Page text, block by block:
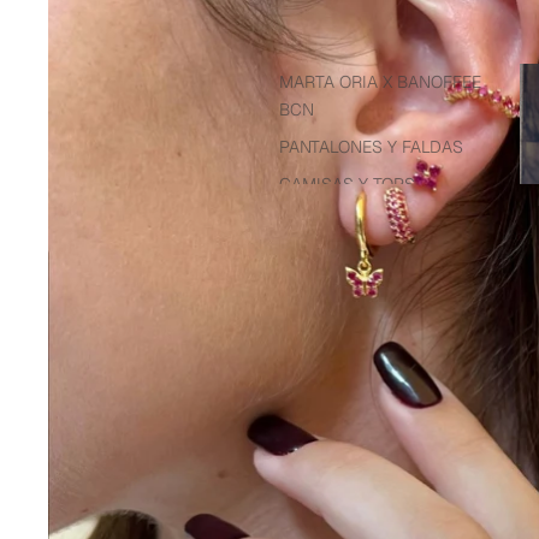
MARTA ORIA X BANOFFEE
BCN
PANTALONES Y FALDAS
CAMISAS Y TOPS
TOTAL LOOKS
VESTIDOS Y MONOS
CHAQUETAS Y JERSEYS
BANOFFEE X SHOWROOM
DEL NADO
COLECCIÓN DE BAÑO
TOALLAS DE PLAYA
to